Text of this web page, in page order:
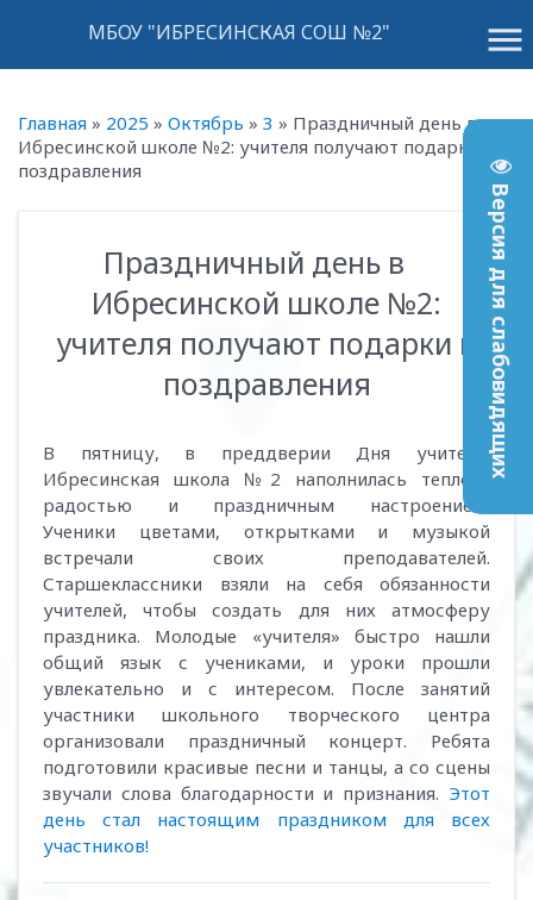
Версия для слабовидящих
menu
МБОУ "ИБРЕСИНСКАЯ СОШ №2"
Главная » 2025 » Октябрь » 3 » Праздничный день в
Ибресинской школе №2: учителя получают подарки и
поздравления
Праздничный день в
Ибресинской школе №2:
учителя получают подарки и
поздравления
В пятницу, в преддверии Дня учителя,
Ибресинская школа №2 наполнилась теплом,
радостью и праздничным настроением.
Ученики цветами, открытками и музыкой
встречали своих преподавателей.
Старшеклассники взяли на себя обязанности
учителей, чтобы создать для них атмосферу
праздника. Молодые «учителя» быстро нашли
общий язык с учениками, и уроки прошли
увлекательно и с интересом. После занятий
участники школьного творческого центра
организовали праздничный концерт. Ребята
подготовили красивые песни и танцы, а со сцены
звучали слова благодарности и признания. Этот
день стал настоящим праздником для всех
участников!